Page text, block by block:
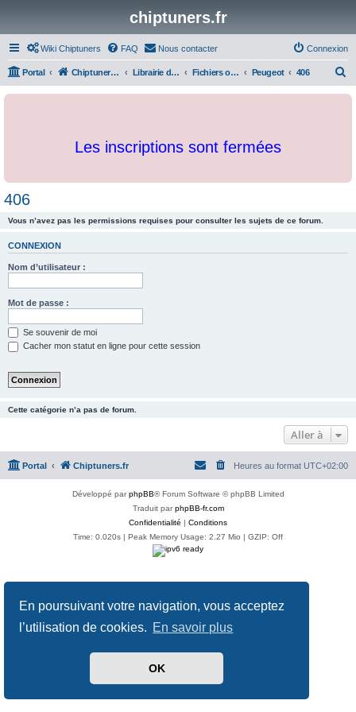
En poursuivant votre navigation, vous acceptez
l’utilisation de cookies. En savoir plus
OK
chiptuners.fr
Wiki Chiptuners FAQ Nous contacter Connexion
Portal Chiptuners.fr Librairie de documents et originaux Fichiers originaux Peugeot 406
c
Les inscriptions sont fermées
406
Vous n’avez pas les permissions requises pour consulter les sujets de ce forum.
CONNEXION
Nom d’utilisateur :
Mot de passe :
Se souvenir de moi
Cacher mon statut en ligne pour cette session
Cette catégorie n’a pas de forum.
Aller à
Portal Chiptuners.fr Heures au format UTC+02:00
Développé parphpBB® Forum Software © phpBB Limited
Traduit parphpBB-fr.com
Confidentialité | Conditions
Time: 0.020s | Peak Memory Usage: 2.27 Mio | GZIP: Off